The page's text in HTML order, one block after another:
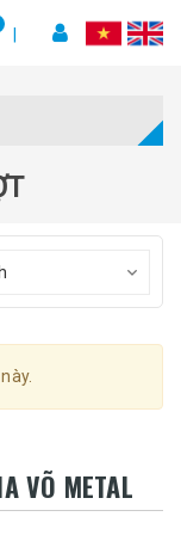
VÕ METAL